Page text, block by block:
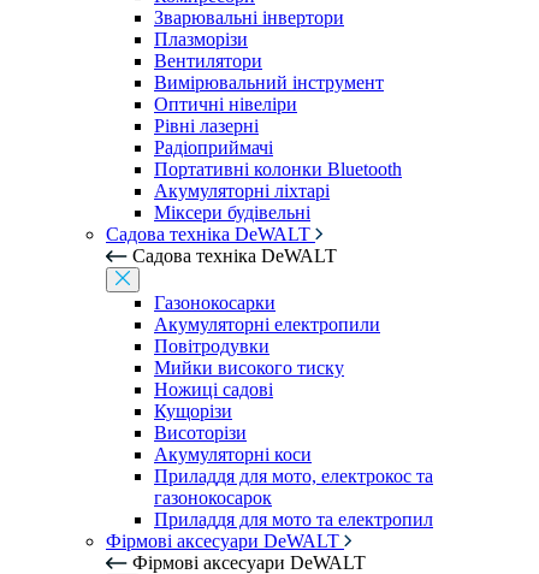
Зварювальні інвертори
Плазморізи
Вентилятори
Вимірювальний інструмент
Оптичні нівеліри
Рівні лазерні
Радіоприймачі
Портативні колонки Bluetooth
Акумуляторні ліхтарі
Міксери будівельні
Садова техніка DeWALT
Садова техніка DeWALT
Газонокосарки
Акумуляторні електропили
Повітродувки
Мийки високого тиску
Ножиці садові
Кущорізи
Висоторізи
Акумуляторні коси
Приладдя для мото, електрокос та
газонокосарок
Приладдя для мото та електропил
Фірмові аксесуари DeWALT
Фірмові аксесуари DeWALT